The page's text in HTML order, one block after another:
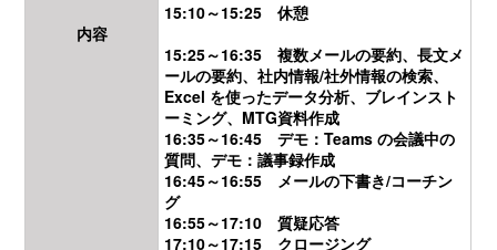
内容
15:10～15:25 休憩
15:25～16:35 複数メールの要約、長文メ
ールの要約、社内情報/社外情報の検索、
Excel を使ったデータ分析、ブレインスト
ーミング、MTG資料作成
16:35～16:45 デモ：Teams の会議中の
質問、デモ：議事録作成
16:45～16:55 メールの下書き/コーチン
グ
16:55～17:10 質疑応答
17:10～17:15 クロージング